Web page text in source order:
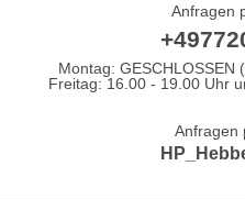
Anfragen
Montag: GESCHLOSSEN
Freitag: 16.00 - 19.00 Uhr
Anfragen